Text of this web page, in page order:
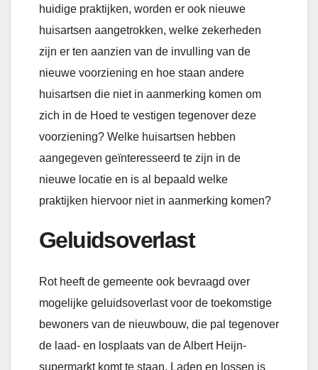
huidige praktijken, worden er ook nieuwe
huisartsen aangetrokken, welke zekerheden
zijn er ten aanzien van de invulling van de
nieuwe voorziening en hoe staan andere
huisartsen die niet in aanmerking komen om
zich in de Hoed te vestigen tegenover deze
voorziening? Welke huisartsen hebben
aangegeven geïnteresseerd te zijn in de
nieuwe locatie en is al bepaald welke
praktijken hiervoor niet in aanmerking komen?
Geluidsoverlast
Rot heeft de gemeente ook bevraagd over
mogelijke geluidsoverlast voor de toekomstige
bewoners van de nieuwbouw, die pal tegenover
de laad- en losplaats van de Albert Heijn-
supermarkt komt te staan. Laden en lossen is